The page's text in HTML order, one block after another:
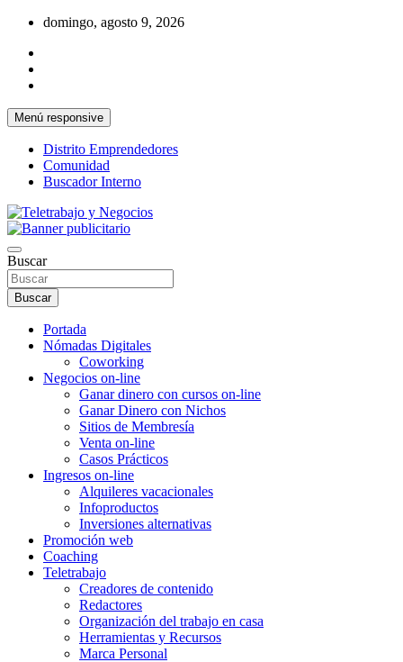
Saltar
contenido
domingo, agosto 9, 2026
Menú responsive
Distrito Emprendedores
Comunidad
Buscador Interno
Teletrabajo y Negocios
Buscar
Buscar
Portada
Nómadas Digitales
Coworking
Negocios on-line
Ganar dinero con cursos on-line
Ganar Dinero con Nichos
Sitios de Membresía
Venta on-line
Casos Prácticos
Ingresos on-line
Alquileres vacacionales
Infoproductos
Inversiones alternativas
Promoción web
Coaching
Teletrabajo
Creadores de contenido
Redactores
Organización del trabajo en casa
Herramientas y Recursos
Marca Personal